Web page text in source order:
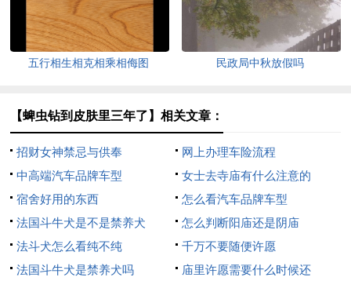
五行相生相克相乘相侮图 民政局中秋放假吗
【蜱虫钻到皮肤里三年了】相关文章：
招财女神禁忌与供奉
网上办理车险流程
中高端汽车品牌车型
女士去寺庙有什么注意的
宿舍好用的东西
怎么看汽车品牌车型
法国斗牛犬是不是禁养犬
怎么判断阳庙还是阴庙
法斗犬怎么看纯不纯
千万不要随便许愿
法国斗牛犬是禁养犬吗
庙里许愿需要什么时候还